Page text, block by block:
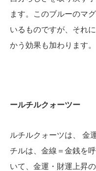
ます。このブルーのマ
いるものですが、それ
かう効果も加わります。
ールチルクォーツー
ルチルクォーツは、 金
チルは、金線＝金銭を
いて、金運・財運上昇